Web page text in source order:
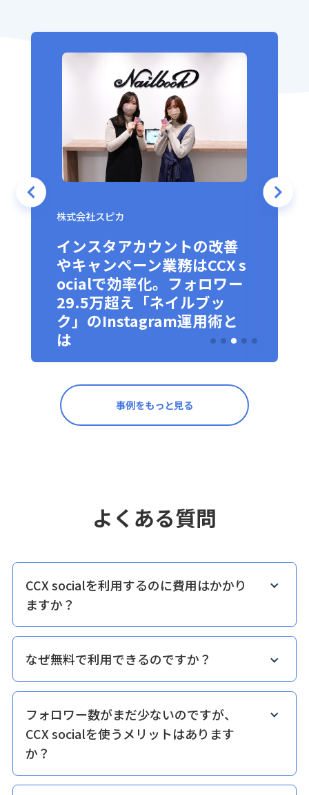
株式会社スピカ
インスタアカウントの改善
やキャンペーン業務はCCX s
ocialで効率化。フォロワー
29.5万超え「ネイルブッ
ク」のInstagram運用術と
は
事例をもっと見る
よくある質問
CCX socialを利用するのに費用はかかり
ますか？
なぜ無料で利用できるのですか？
フォロワー数がまだ少ないのですが、
CCX socialを使うメリットはあります
か？